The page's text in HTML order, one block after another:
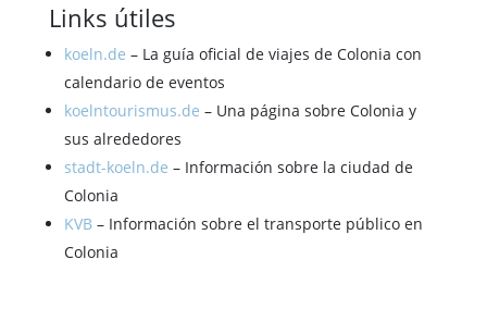
Links útiles
koeln.de – La guía oficial de viajes de Colonia con
calendario de eventos
koelntourismus.de – Una página sobre Colonia y
sus alrededores
stadt-koeln.de – Información sobre la ciudad de
Colonia
KVB– Información sobre el transporte público en
Colonia